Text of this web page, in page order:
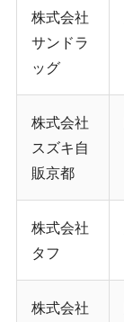
株式会社
サンドラ
ッグ
株式会社
スズキ自
販京都
株式会社
タフ
株式会社